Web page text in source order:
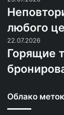
любого
22.07.2026
Горящие
Облако меток